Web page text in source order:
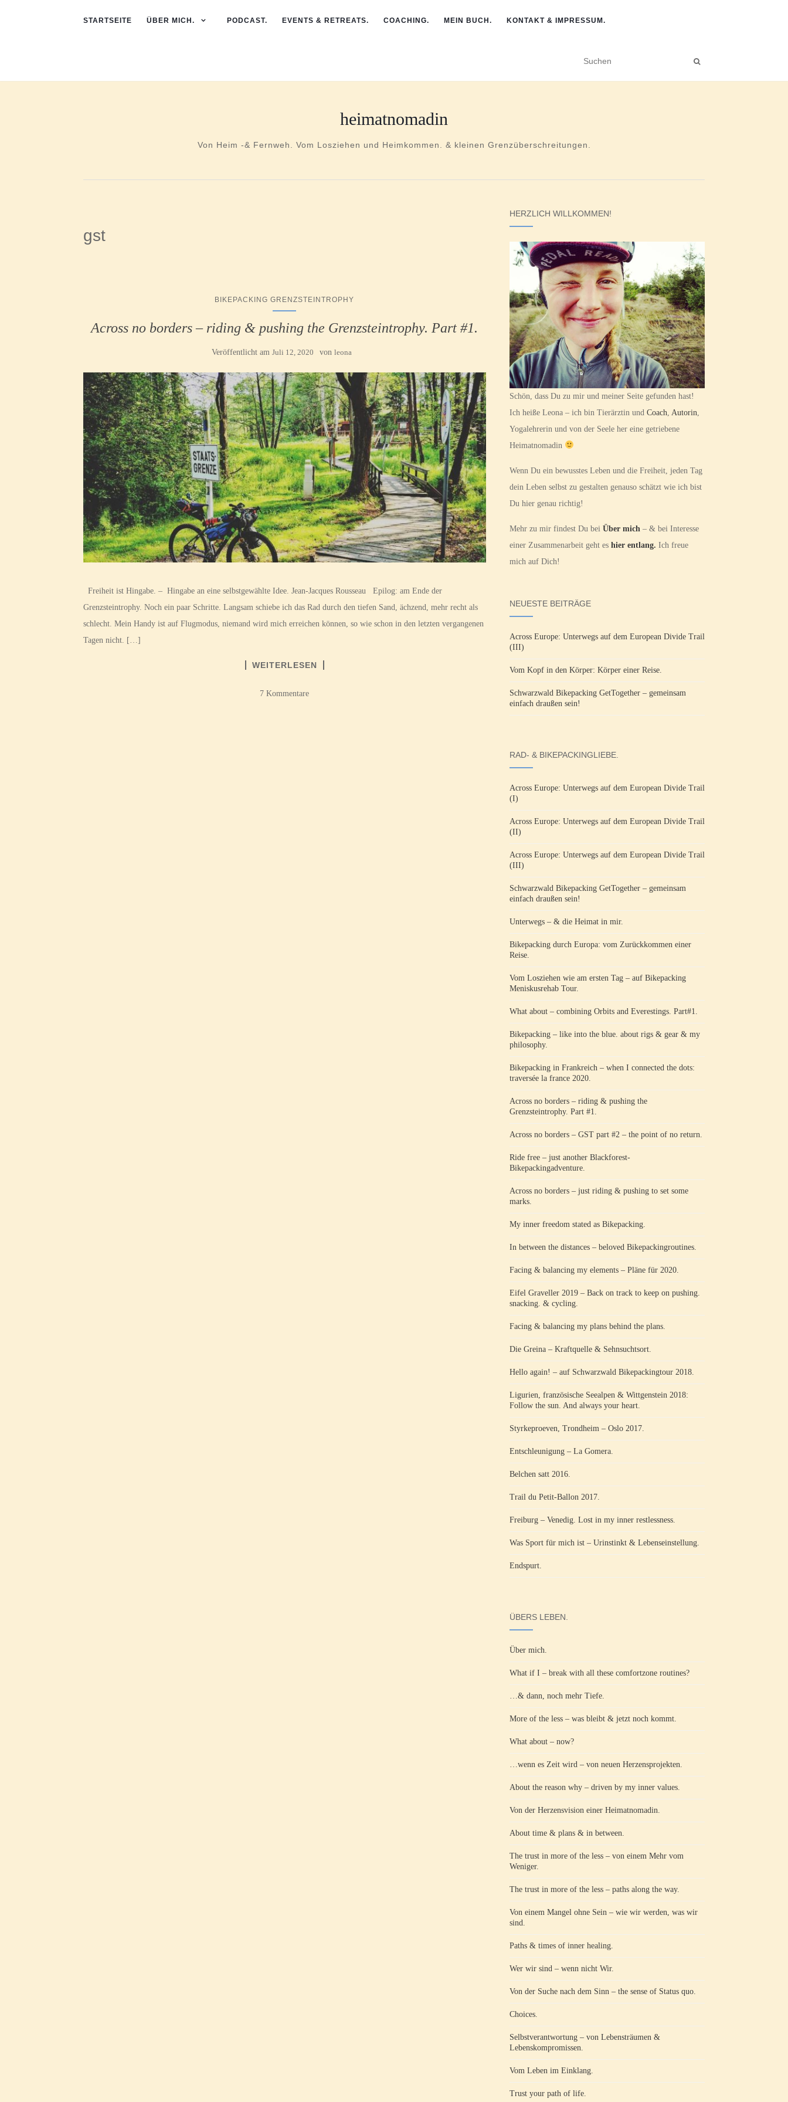
STARTSEITE ÜBER MICH. PODCAST. EVENTS & RETREATS. COACHING. MEIN BUCH. KONTAKT & IMPRESSUM.
heimatnomadin
Von Heim -& Fernweh. Vom Losziehen und Heimkommen. & kleinen Grenzüberschreitungen.
gst
BIKEPACKING GRENZSTEINTROPHY
Across no borders – riding & pushing the Grenzsteintrophy. Part #1.
Veröffentlicht am Juli 12, 2020 von leona
Freiheit ist Hingabe. – Hingabe an eine selbstgewählte Idee. Jean-Jacques Rousseau Epilog: am Ende der
Grenzsteintrophy. Noch ein paar Schritte. Langsam schiebe ich das Rad durch den tiefen Sand, ächzend, mehr recht als
schlecht. Mein Handy ist auf Flugmodus, niemand wird mich erreichen können, so wie schon in den letzten vergangenen
Tagen nicht. […]
WEITERLESEN
7 Kommentare
HERZLICH WILLKOMMEN!
Schön, dass Du zu mir und meiner Seite gefunden hast!
Ich heiße Leona – ich bin Tierärztin und Coach Autorin
Yogalehrerin und von der Seele her eine getriebene
Heimatnomadin
Wenn Du ein bewusstes Leben und die Freiheit, jeden Tag
dein Leben selbst zu gestalten genauso schätzt wie ich bist
Du hier genau richtig!
Mehr zu mir findest Du bei Über mich – & bei Interesse
einer Zusammenarbeit geht es hier entlang. Ich freue
mich auf Dich!
NEUESTE BEITRÄGE
Across Europe: Unterwegs auf dem European Divide Trail
(III)
Vom Kopf in den Körper: Körper einer Reise.
Schwarzwald Bikepacking GetTogether – gemeinsam
einfach draußen sein!
RAD- & BIKEPACKINGLIEBE.
Across Europe: Unterwegs auf dem European Divide Trail
(I)
Across Europe: Unterwegs auf dem European Divide Trail
(II)
Across Europe: Unterwegs auf dem European Divide Trail
(III)
Schwarzwald Bikepacking GetTogether – gemeinsam
einfach draußen sein!
Unterwegs – & die Heimat in mir.
Bikepacking durch Europa: vom Zurückkommen einer
Reise.
Vom Losziehen wie am ersten Tag – auf Bikepacking
Meniskusrehab Tour.
What about – combining Orbits and Everestings. Part#1.
Bikepacking – like into the blue. about rigs & gear & my
philosophy.
Bikepacking in Frankreich – when I connected the dots:
traversée la france 2020.
Across no borders – riding & pushing the
Grenzsteintrophy. Part #1.
Across no borders – GST part #2 – the point of no return.
Ride free – just another Blackforest-
Bikepackingadventure.
Across no borders – just riding & pushing to set some
marks.
My inner freedom stated as Bikepacking.
In between the distances – beloved Bikepackingroutines.
Facing & balancing my elements – Pläne für 2020.
Eifel Graveller 2019 – Back on track to keep on pushing.
snacking. & cycling.
Facing & balancing my plans behind the plans.
Die Greina – Kraftquelle & Sehnsuchtsort.
Hello again! – auf Schwarzwald Bikepackingtour 2018.
Ligurien, französische Seealpen & Wittgenstein 2018:
Follow the sun. And always your heart.
Styrkeproeven, Trondheim – Oslo 2017.
Entschleunigung – La Gomera.
Belchen satt 2016.
Trail du Petit-Ballon 2017.
Freiburg – Venedig. Lost in my inner restlessness.
Was Sport für mich ist – Urinstinkt & Lebenseinstellung.
Endspurt.
ÜBERS LEBEN.
Über mich.
What if I – break with all these comfortzone routines?
…& dann, noch mehr Tiefe.
More of the less – was bleibt & jetzt noch kommt.
What about – now?
…wenn es Zeit wird – von neuen Herzensprojekten.
About the reason why – driven by my inner values.
Von der Herzensvision einer Heimatnomadin.
About time & plans & in between.
The trust in more of the less – von einem Mehr vom
Weniger.
The trust in more of the less – paths along the way.
Von einem Mangel ohne Sein – wie wir werden, was wir
sind.
Paths & times of inner healing.
Wer wir sind – wenn nicht Wir.
Von der Suche nach dem Sinn – the sense of Status quo.
Choices.
Selbstverantwortung – von Lebensträumen &
Lebenskompromissen.
Vom Leben im Einklang.
Trust your path of life.